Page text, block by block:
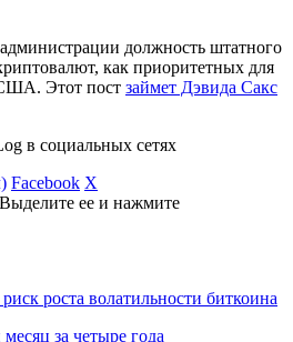
должность штатного
как приоритетных для
Этот пост займет Дэвида Сакс
в социальных сетях
Facebook X
ее и нажмите
роста волатильности биткоина
за четыре года